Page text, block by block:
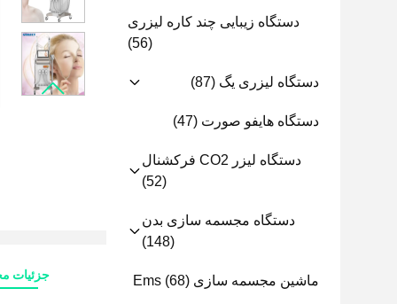
دستگاه زیبایی چند کاره لیزری
(56)
دستگاه لیزری یگ (87)
دستگاه هایفو صورت (47)
دستگاه لیزر CO2 فرکشنال
(52)
دستگاه مجسمه سازی بدن
(148)
ماشین مجسمه سازی Ems (68) جزئیات